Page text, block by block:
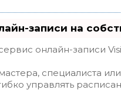
записи на
онлайн-записи
специалиста
управлять